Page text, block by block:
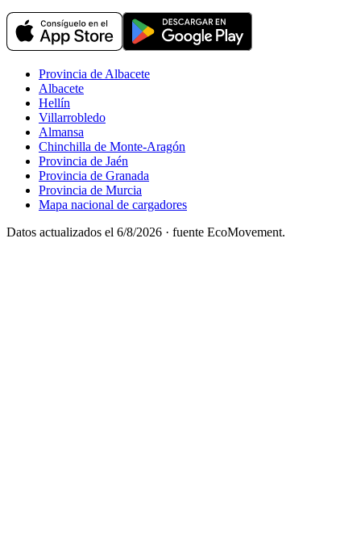
Provincia de Albacete
Albacete
Hellín
Villarrobledo
Almansa
Chinchilla de Monte-Aragón
Provincia de Jaén
Provincia de Granada
Provincia de Murcia
Mapa nacional de cargadores
Datos actualizados el 6/8/2026 · fuente EcoMovement.